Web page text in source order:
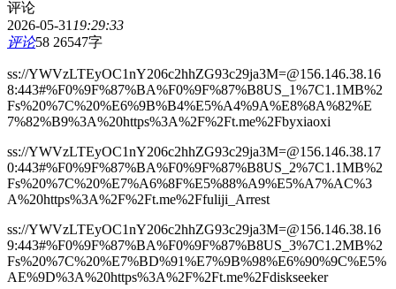
评论
2026-05-31 19:29:33
评论58 26547字
ss://YWVzLTEyOC1nY206c2hhZG93c29ja3M=@156.146.38.16
8:443#%F0%9F%87%BA%F0%9F%87%B8US_1%7C1.1MB%2
Fs%20%7C%20%E6%9B%B4%E5%A4%9A%E8%8A%82%E
7%82%B9%3A%20https%3A%2F%2Ft.me%2Fbyxiaoxi
ss://YWVzLTEyOC1nY206c2hhZG93c29ja3M=@156.146.38.17
0:443#%F0%9F%87%BA%F0%9F%87%B8US_2%7C1.1MB%2
Fs%20%7C%20%E7%A6%8F%E5%88%A9%E5%A7%AC%3
A%20https%3A%2F%2Ft.me%2Ffuliji_Arrest
ss://YWVzLTEyOC1nY206c2hhZG93c29ja3M=@156.146.38.16
9:443#%F0%9F%87%BA%F0%9F%87%B8US_3%7C1.2MB%2
Fs%20%7C%20%E7%BD%91%E7%9B%98%E6%90%9C%E5%
AE%9D%3A%20https%3A%2F%2Ft.me%2Fdiskseeker